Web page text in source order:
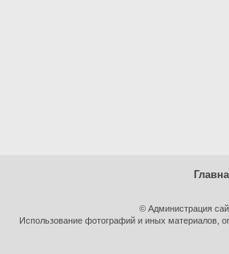
© Администрация
Использование фотографий и иных материалов,